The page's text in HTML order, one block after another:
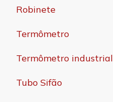
Robinete
Termômetro
Termômetro industrial
Tubo Sifão